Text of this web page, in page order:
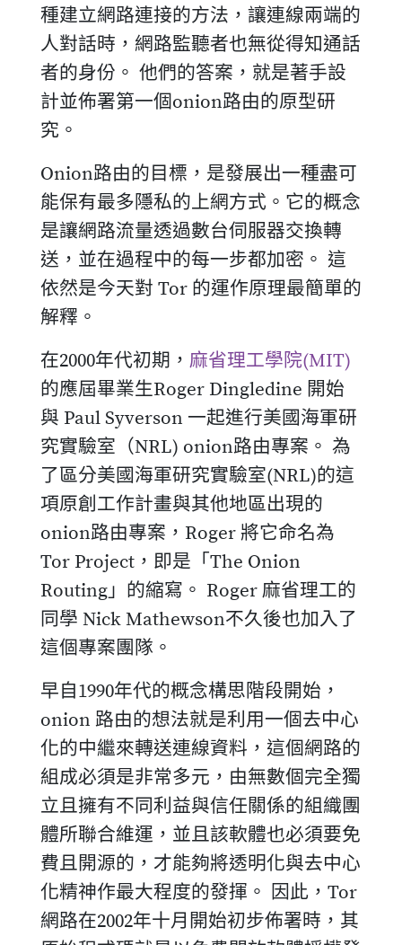
種建立網路連接的方法，讓連線兩端的
人對話時，網路監聽者也無從得知通話
者的身份。 他們的答案，就是著手設
計並佈署第一個onion路由的原型研
究。
Onion路由的目標，是發展出一種盡可
能保有最多隱私的上網方式。它的概念
是讓網路流量透過數台伺服器交換轉
送，並在過程中的每一步都加密。 這
依然是今天對 Tor 的運作原理最簡單的
解釋。
在2000年代初期， 麻省理工學院(MIT)
的應屆畢業生Roger Dingledine 開始
與 Paul Syverson 一起進行美國海軍研
究實驗室（NRL) onion路由專案。 為
了區分美國海軍研究實驗室(NRL)的這
項原創工作計畫與其他地區出現的
onion路由專案，Roger 將它命名為
Tor Project，即是「The Onion
Routing」的縮寫。 Roger 麻省理工的
同學 Nick Mathewson不久後也加入了
這個專案團隊。
早自1990年代的概念構思階段開始，
onion 路由的想法就是利用一個去中心
化的中繼來轉送連線資料，這個網路的
組成必須是非常多元，由無數個完全獨
立且擁有不同利益與信任關係的組織團
體所聯合維運，並且該軟體也必須要免
費且開源的，才能夠將透明化與去中心
化精神作最大程度的發揮。 因此，Tor
網路在2002年十月開始初步佈署時，其